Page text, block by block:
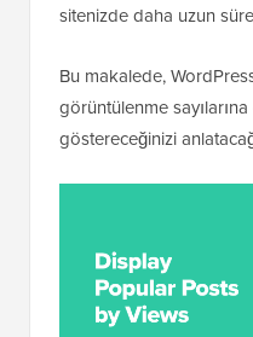
sitenizde daha uzun süre
Bu makalede,
görüntülenme
göstereceğinizi